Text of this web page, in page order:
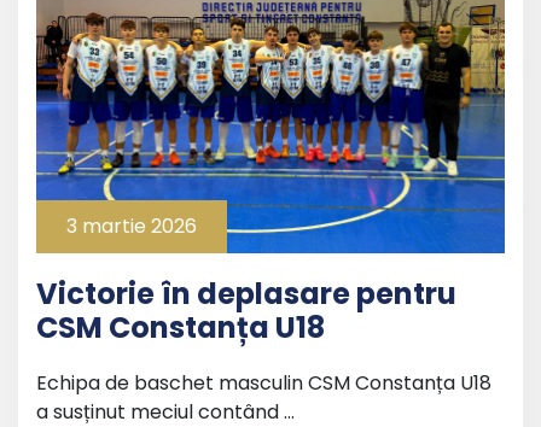
3 martie 2026
Victorie în deplasare pentru
CSM Constanța U18
Echipa de baschet masculin CSM Constanța U18
a susținut meciul contând …